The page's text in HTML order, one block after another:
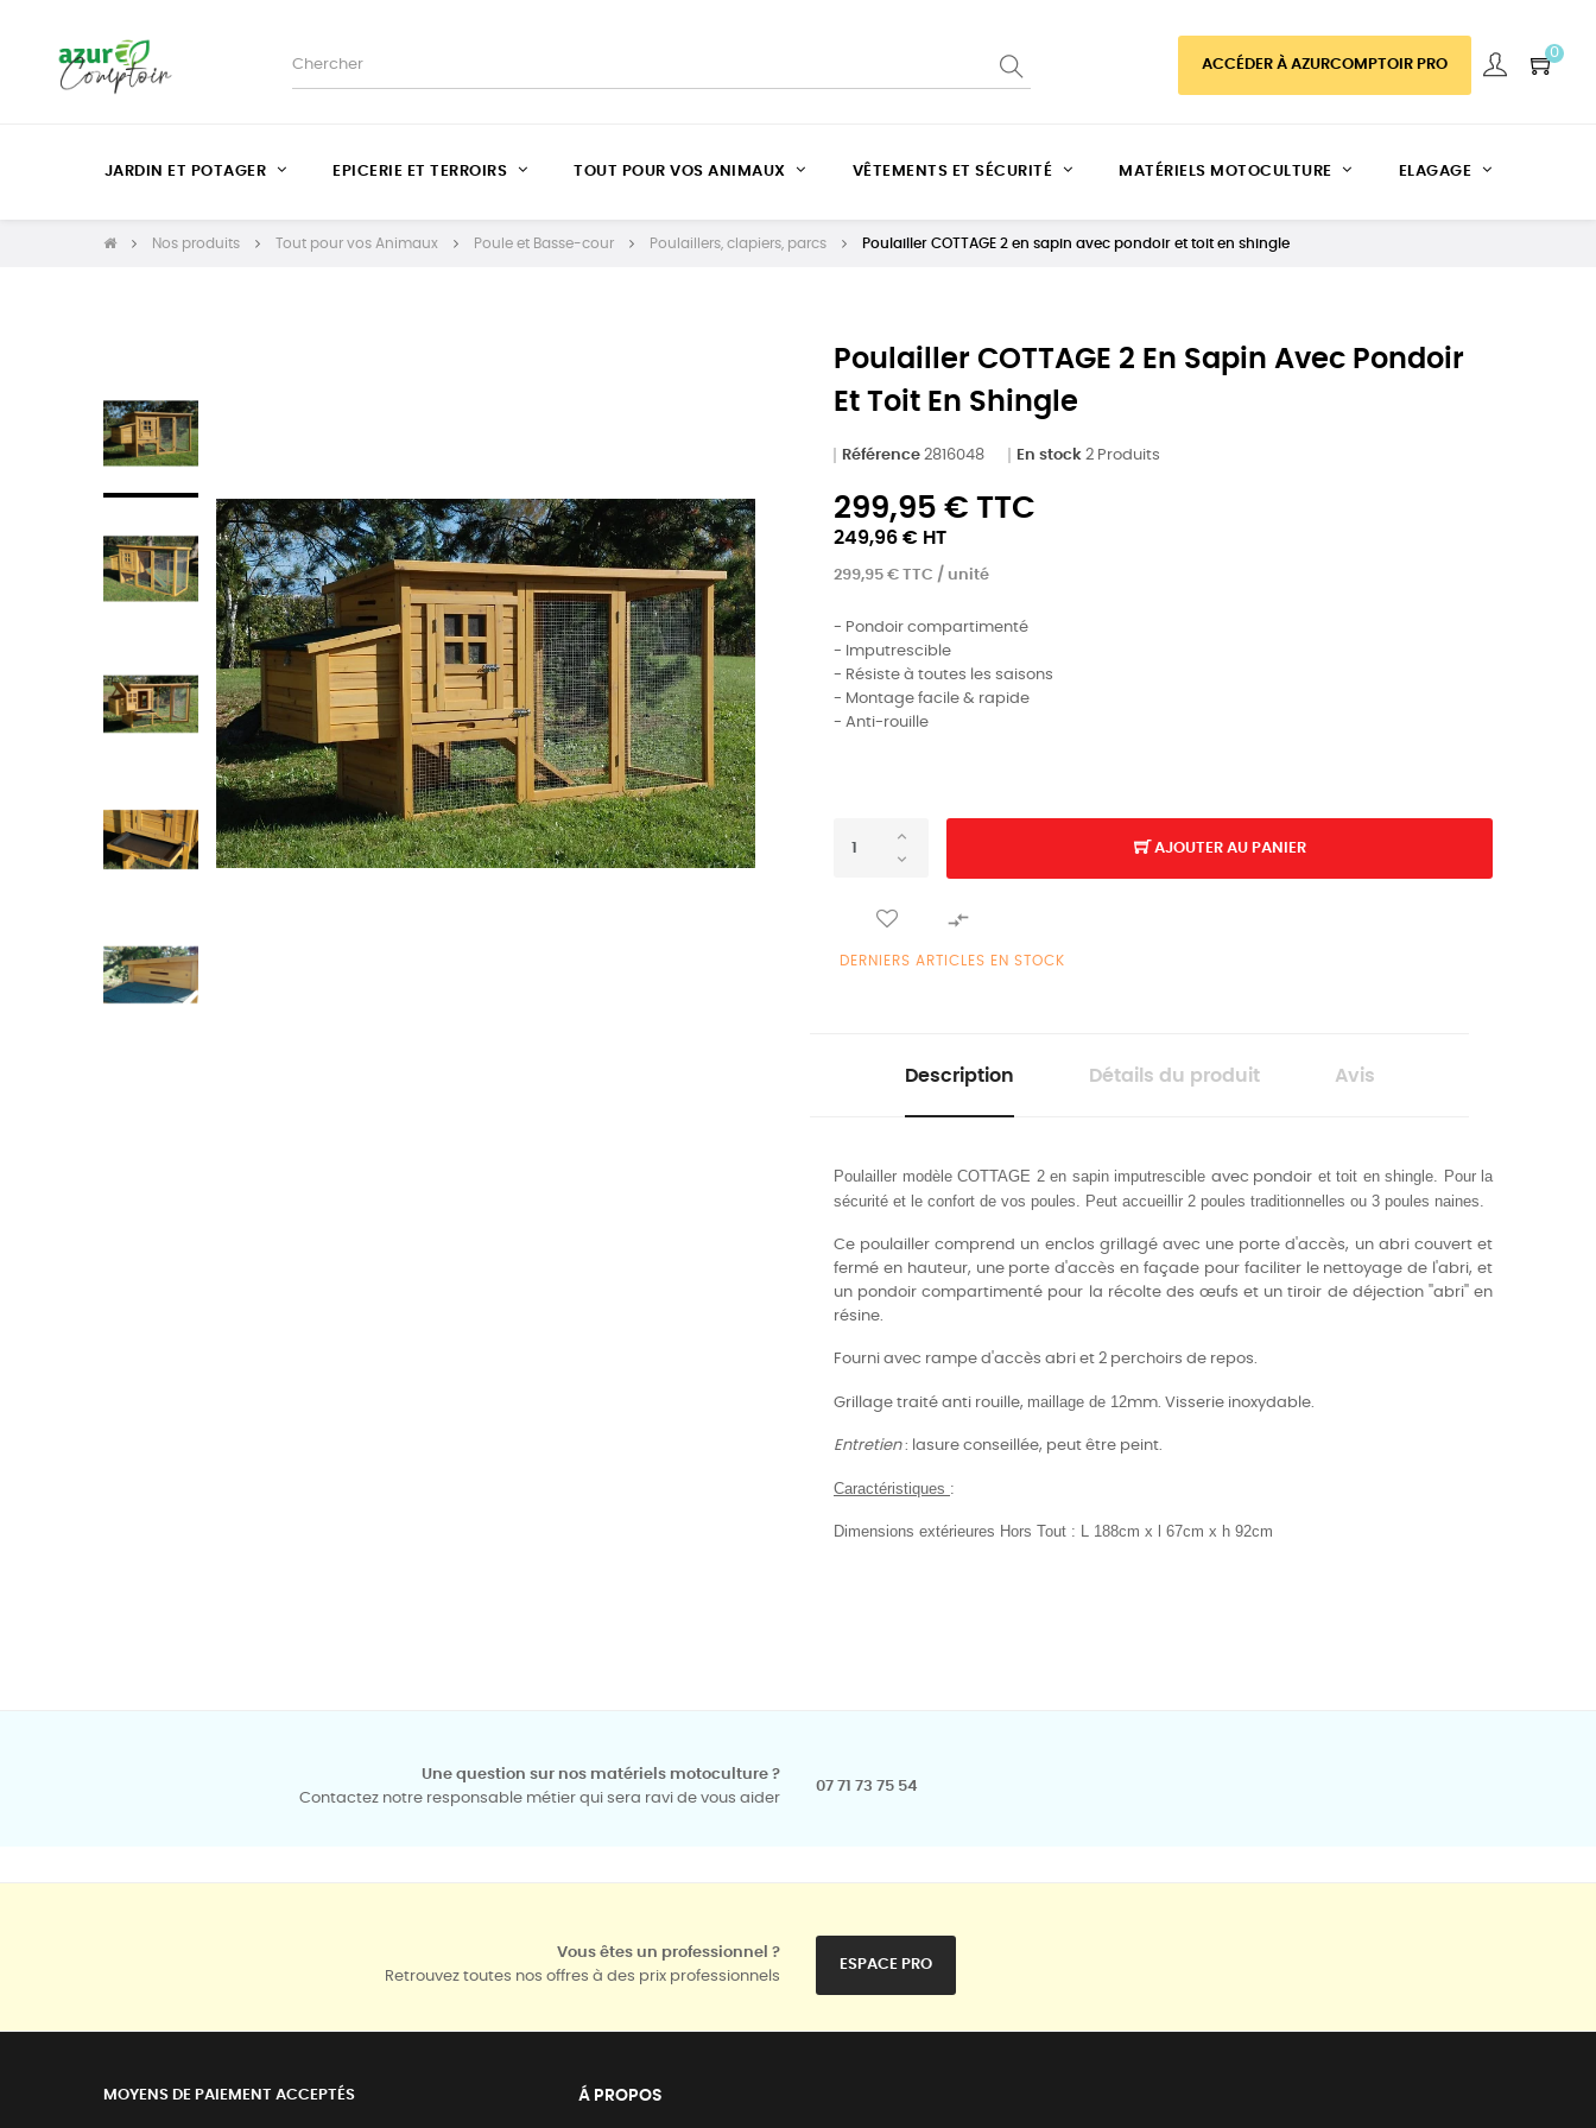
ACCÉDER À AZURCOMPTOIR PRO
0
JARDIN ET POTAGER EPICERIE ET TERROIRS TOUT POUR VOS ANIMAUX VÊTEMENTS ET SÉCURITÉ MATÉRIELS MOTOCULTURE ELAGAGE
Nos produits Tout pour vos Animaux Poule et Basse-cour Poulaillers, clapiers, parcs Poulailler COTTAGE 2 en sapin avec pondoir et toit en shingle
Poulailler COTTAGE 2 En Sapin Avec Pondoir
Et Toit En Shingle
Référence 2816048 En stock 2 Produits
299,95 € TTC
249,96 € HT
299,95 € TTC / unité
- Pondoir compartimenté
- Imputrescible
- Résiste à toutes les saisons
- Montage facile & rapide
- Anti-rouille
AJOUTER AU PANIER

DERNIERS ARTICLES EN STOCK
Description Détails du produit Avis
Poulailler modèle COTTAGE 2 en sapin imputrescible avec pondoir et toit en shingle. Pour la
sécurité et le confort de vos poules. Peut accueillir 2 poules traditionnelles ou 3 poules naines.
Ce poulailler comprend un enclos grillagé avec une porte d'accès, un abri couvert et
fermé en hauteur, une porte d'accès en façade pour faciliter le nettoyage de l'abri, et
un pondoir compartimenté pour la récolte des œufs et un tiroir de déjection ''abri'' en
résine.
Fourni avec rampe d'accès abri et 2 perchoirs de repos.
Grillage traité anti rouille, maillage de 12mm. Visserie inoxydable.
Entretien: lasure conseillée, peut être peint.
Caractéristiques :
Dimensions extérieures Hors Tout : L 188cm x l 67cm x h 92cm
Une question sur nos matériels motoculture ?
Contactez notre responsable métier qui sera ravi de vous aider
07 71 73 75 54
Vous êtes un professionnel ?
Retrouvez toutes nos offres à des prix professionnels
ESPACE PRO
MOYENS DE PAIEMENT ACCEPTÉS Á PROPOS